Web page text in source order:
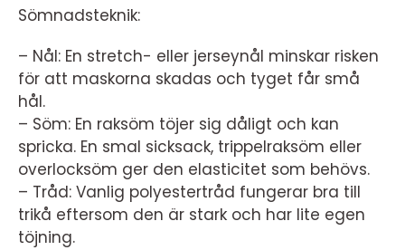
Sömnadsteknik:
– Nål: En stretch- eller jerseynål minskar risken
för att maskorna skadas och tyget får små
hål.
– Söm: En raksöm töjer sig dåligt och kan
spricka. En smal sicksack, trippelraksöm eller
overlocksöm ger den elasticitet som behövs.
– Tråd: Vanlig polyestertråd fungerar bra till
trikå eftersom den är stark och har lite egen
töjning.